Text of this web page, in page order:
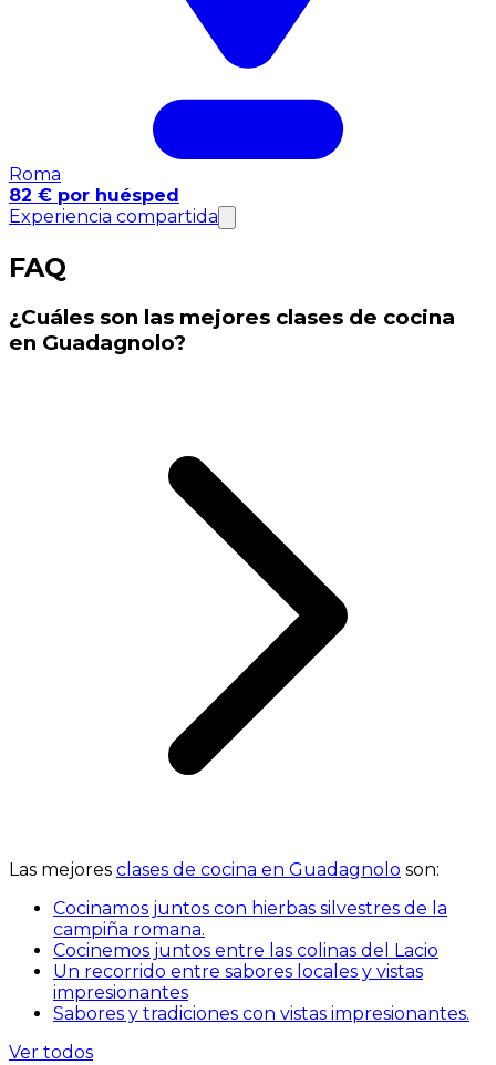
Roma
82 € por huésped
Experiencia compartida
FAQ
¿Cuáles son las mejores clases de cocina
en Guadagnolo?
Las mejores clases de cocina en Guadagnolo son:
Cocinamos juntos con hierbas silvestres de la
campiña romana.
Cocinemos juntos entre las colinas del Lacio
Un recorrido entre sabores locales y vistas
impresionantes
Sabores y tradiciones con vistas impresionantes.
Ver todos